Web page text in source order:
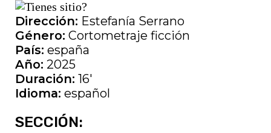
Dirección: Estefanía Serrano
Género: Cortometraje ficción
País: españa
Año: 2025
Duración: 16'
Idioma: español
SECCIÓN: